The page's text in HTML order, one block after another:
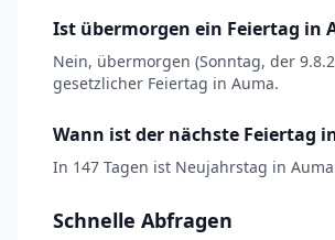
Ist übermorgen ein Feiertag in
Nein, übermorgen (Sonntag, der
gesetzlicher Feiertag in Auma.
Wann ist der nächste Feiertag
In 147 Tagen ist Neujahrstag in
Schnelle Abfragen